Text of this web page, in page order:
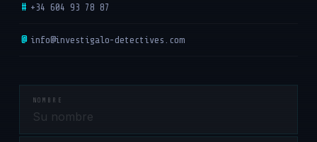
# +34 604 93 78 87
@ info@investigalo-detectives.com
NOMBRE